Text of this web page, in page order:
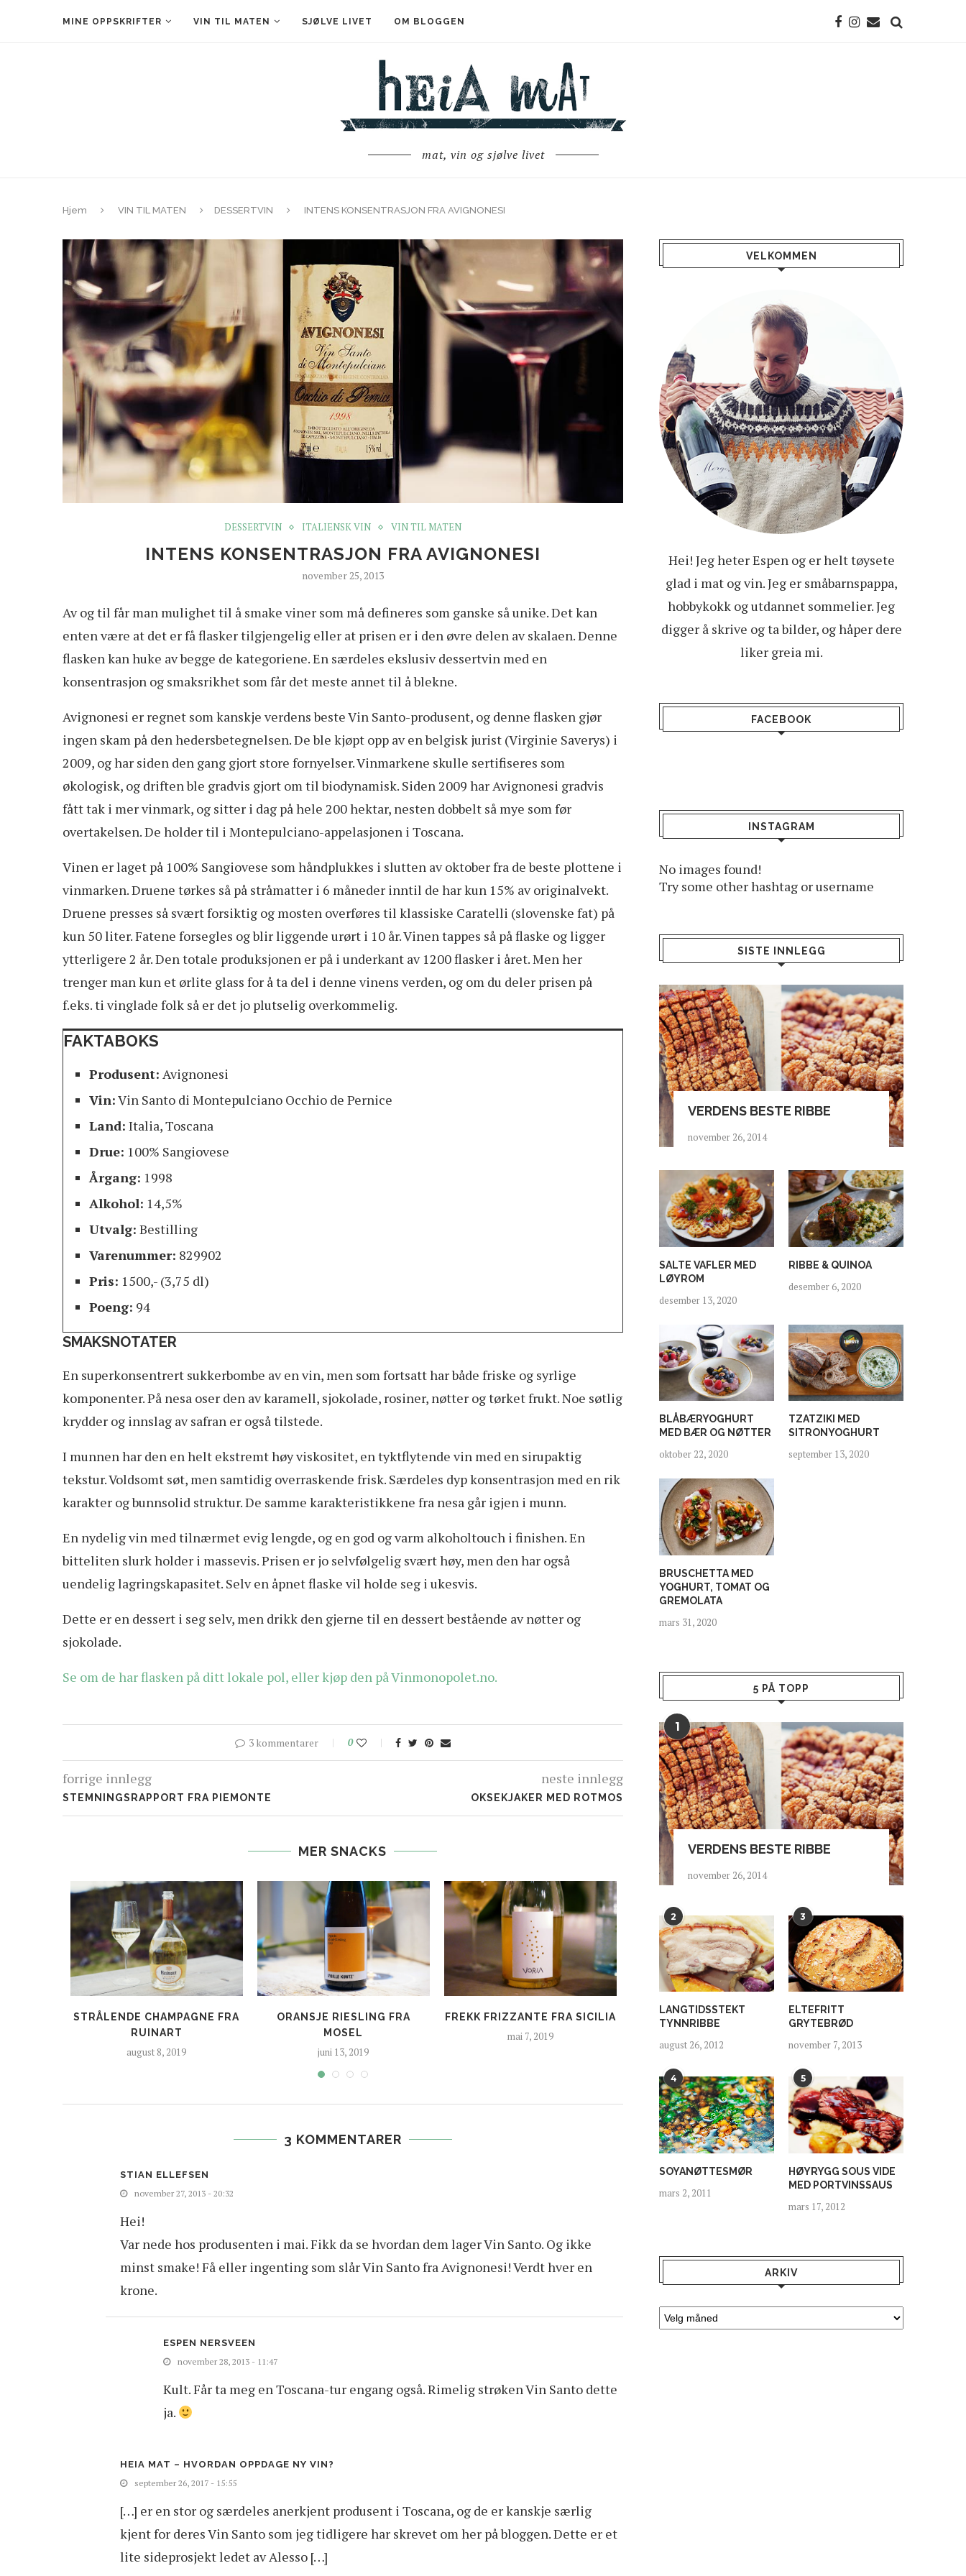
MINE OPPSKRIFTER VIN TIL MATEN SJØLVE LIVET OM BLOGGEN
mat, vin og sjølve livet
Hjem VIN TIL MATEN DESSERTVIN INTENS KONSENTRASJON FRA AVIGNONESI
DESSERTVIN ITALIENSK VIN VIN TIL MATEN
INTENS KONSENTRASJON FRA AVIGNONESI
november 25, 2013
Av og til får man mulighet til å smake viner som må defineres som ganske så unike. Det kan
enten være at det er få flasker tilgjengelig eller at prisen er i den øvre delen av skalaen. Denne
flasken kan huke av begge de kategoriene. En særdeles ekslusiv dessertvin med en
konsentrasjon og smaksrikhet som får det meste annet til å blekne.
Avignonesi er regnet som kanskje verdens beste Vin Santo-produsent, og denne flasken gjør
ingen skam på den hedersbetegnelsen. De ble kjøpt opp av en belgisk jurist (Virginie Saverys) i
2009, og har siden den gang gjort store fornyelser. Vinmarkene skulle sertifiseres som
økologisk, og driften ble gradvis gjort om til biodynamisk. Siden 2009 har Avignonesi gradvis
fått tak i mer vinmark, og sitter i dag på hele 200 hektar, nesten dobbelt så mye som før
overtakelsen. De holder til i Montepulciano-appelasjonen i Toscana.
Vinen er laget på 100% Sangiovese som håndplukkes i slutten av oktober fra de beste plottene i
vinmarken. Druene tørkes så på stråmatter i 6 måneder inntil de har kun 15% av originalvekt.
Druene presses så svært forsiktig og mosten overføres til klassiske Caratelli (slovenske fat) på
kun 50 liter. Fatene forsegles og blir liggende urørt i 10 år. Vinen tappes så på flaske og ligger
ytterligere 2 år. Den totale produksjonen er på i underkant av 1200 flasker i året. Men her
trenger man kun et ørlite glass for å ta del i denne vinens verden, og om du deler prisen på
f.eks. ti vinglade folk så er det jo plutselig overkommelig.
FAKTABOKS
Produsent: Avignonesi
Vin:Vin Santo di Montepulciano Occhio de Pernice
Land: Italia, Toscana
Drue: 100% Sangiovese
Årgang: 1998
Alkohol: 14,5%
Utvalg: Bestilling
Varenummer: 829902
Pris: 1500,- (3,75 dl)
Poeng: 94
SMAKSNOTATER
En superkonsentrert sukkerbombe av en vin, men som fortsatt har både friske og syrlige
komponenter. På nesa oser den av karamell, sjokolade, rosiner, nøtter og tørket frukt. Noe søtlig
krydder og innslag av safran er også tilstede.
I munnen har den en helt ekstremt høy viskositet, en tyktflytende vin med en sirupaktig
tekstur. Voldsomt søt, men samtidig overraskende frisk. Særdeles dyp konsentrasjon med en rik
karakter og bunnsolid struktur. De samme karakteristikkene fra nesa går igjen i munn.
En nydelig vin med tilnærmet evig lengde, og en god og varm alkoholtouch i finishen. En
bitteliten slurk holder i massevis. Prisen er jo selvfølgelig svært høy, men den har også
uendelig lagringskapasitet. Selv en åpnet flaske vil holde seg i ukesvis.
Dette er en dessert i seg selv, men drikk den gjerne til en dessert bestående av nøtter og
sjokolade.
Se om de har flasken på ditt lokale pol, eller kjøp den på Vinmonopolet.no.
3 kommentarer 0
forrige innlegg
STEMNINGSRAPPORT FRA PIEMONTE
neste innlegg
OKSEKJAKER MED ROTMOS
MER SNACKS
STRÅLENDE CHAMPAGNE FRA
RUINART
august 8, 2019
ORANSJE RIESLING FRA
MOSEL
juni 13, 2019
FREKK FRIZZANTE FRA SICILIA
mai 7, 2019
JURA RULER EPISK EPLESIDER FRA
3 KOMMENTARER
STIAN ELLEFSEN
november 27, 2013 - 20:32
Hei!
Var nede hos produsenten i mai. Fikk da se hvordan dem lager Vin Santo. Og ikke
minst smake! Få eller ingenting som slår Vin Santo fra Avignonesi! Verdt hver en
krone.
ESPEN NERSVEEN
november 28, 2013 - 11:47
Kult. Får ta meg en Toscana-tur engang også. Rimelig strøken Vin Santo dette
ja.
HEIA MAT – HVORDAN OPPDAGE NY VIN?
september 26, 2017 - 15:55
[…] er en stor og særdeles anerkjent produsent i Toscana, og de er kanskje særlig
kjent for deres Vin Santo som jeg tidligere har skrevet om her på bloggen. Dette er et
lite sideprosjekt ledet av Alesso […]
VELKOMMEN
Hei! Jeg heter Espen og er helt tøysete
glad i mat og vin. Jeg er småbarnspappa,
hobbykokk og utdannet sommelier. Jeg
digger å skrive og ta bilder, og håper dere
liker greia mi.
FACEBOOK
INSTAGRAM
No images found!
Try some other hashtag or username
SISTE INNLEGG
VERDENS BESTE RIBBE
november 26, 2014
SALTE VAFLER MED
LØYROM
desember 13, 2020
RIBBE & QUINOA
desember 6, 2020
BLÅBÆRYOGHURT
MED BÆR OG NØTTER
oktober 22, 2020
TZATZIKI MED
SITRONYOGHURT
september 13, 2020
BRUSCHETTA MED
YOGHURT, TOMAT OG
GREMOLATA
mars 31, 2020
5 PÅ TOPP
1
VERDENS BESTE RIBBE
november 26, 2014
2
LANGTIDSSTEKT
TYNNRIBBE
august 26, 2012
3
ELTEFRITT
GRYTEBRØD
november 7, 2013
4
SOYANØTTESMØR
mars 2, 2011
5
HØYRYGG SOUS VIDE
MED PORTVINSSAUS
mars 17, 2012
ARKIV